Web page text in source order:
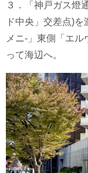
３．「神戸ガス燈
ド中央」交差点)
メニ-」東側「エ
って海辺へ。